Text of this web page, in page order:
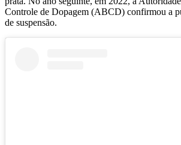
Controle de Dopagem (ABCD) confirmou a
de suspensão.